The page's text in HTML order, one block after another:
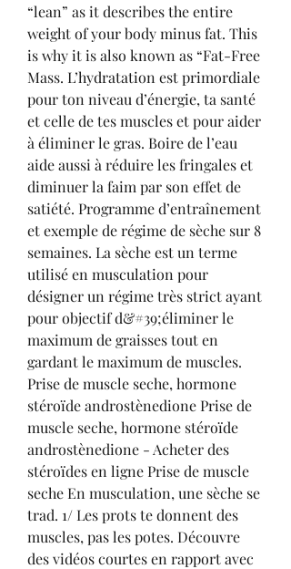
“lean” as it describes the entire
weight of your body minus fat. This
is why it is also known as “Fat-Free
Mass. L’hydratation est primordiale
pour ton niveau d’énergie, ta santé
et celle de tes muscles et pour aider
à éliminer le gras. Boire de l’eau
aide aussi à réduire les fringales et
diminuer la faim par son effet de
satiété. Programme d’entraînement
et exemple de régime de sèche sur 8
semaines. La sèche est un terme
utilisé en musculation pour
désigner un régime très strict ayant
pour objectif d&#39;éliminer le
maximum de graisses tout en
gardant le maximum de muscles.
Prise de muscle seche, hormone
stéroïde androstènedione Prise de
muscle seche, hormone stéroïde
androstènedione - Acheter des
stéroïdes en ligne Prise de muscle
seche En musculation, une sèche se
trad. 1/ Les prots te donnent des
muscles, pas les potes. Découvre
des vidéos courtes en rapport avec